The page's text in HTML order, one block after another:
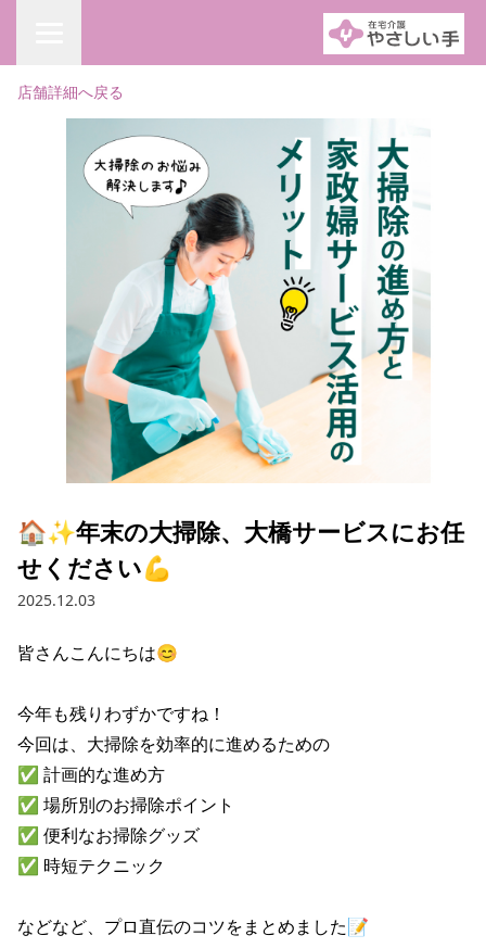
店舗詳細へ戻る
🏠✨年末の大掃除、大橋サービスにお任
せください💪
2025.12.03
皆さんこんにちは😊
今年も残りわずかですね！
今回は、大掃除を効率的に進めるための
✅ 計画的な進め方
✅ 場所別のお掃除ポイント
✅ 便利なお掃除グッズ
✅ 時短テクニック
などなど、プロ直伝のコツをまとめました📝